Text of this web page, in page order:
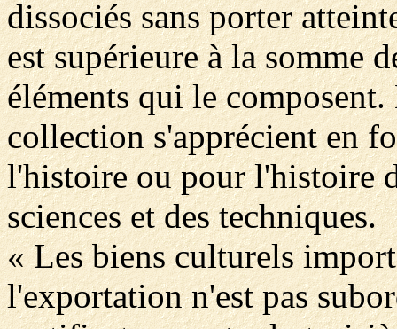
dissociés sans porter
est supérieure à la somme
éléments qui le
collection s'apprécient en
l'histoire ou pour l'histoire
sciences et des techniques.
« Les biens culturels
l'exportation n'est pas